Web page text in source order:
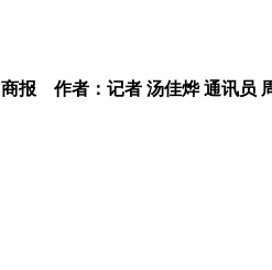
商报 作者：记者 汤佳烨 通讯员